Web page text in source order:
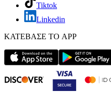
Tiktok
Linkedin
ΚΑΤΕΒΑΣΕ ΤΟ APP